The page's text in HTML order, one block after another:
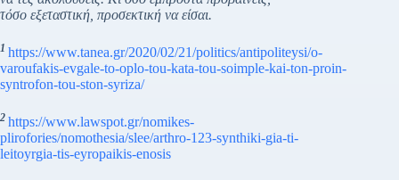
τόσο εξεταστική, προσεκτική να είσαι.
1 https://www.tanea.gr/2020/02/21/politics/antipoliteysi/o-
varoufakis-evgale-to-oplo-tou-kata-tou-soimple-kai-ton-proin-
syntrofon-tou-ston-syriza/
2 https://www.lawspot.gr/nomikes-
plirofories/nomothesia/slee/arthro-123-synthiki-gia-ti-
leitoyrgia-tis-eyropaikis-enosis